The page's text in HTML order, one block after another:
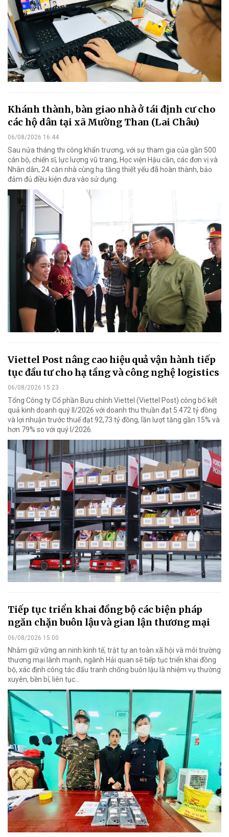
Khánh thành, bàn giao nhà ở tái định cư cho
các hộ dân tại xã Mường Than (Lai Châu)
06/08/2026 16:44
Sau nửa tháng thi công khẩn trương, với sự tham gia của gần 500
cán bộ, chiến sĩ, lực lượng vũ trang, Học viện Hậu cần, các đơn vị và
Nhân dân, 24 căn nhà cùng hạ tầng thiết yếu đã hoàn thành, bảo
đảm đủ điều kiện đưa vào sử dụng.
Viettel Post nâng cao hiệu quả vận hành tiếp
tục đầu tư cho hạ tầng và công nghệ logistics
06/08/2026 15:23
Tổng Công ty Cổ phần Bưu chính Viettel (Viettel Post) công bố kết
quả kinh doanh quý II/2026 với doanh thu thuần đạt 5.472 tỷ đồng
và lợi nhuận trước thuế đạt 92,73 tỷ đồng, lần lượt tăng gần 15% và
hơn 79% so với quý I/2026.
Tiếp tục triển khai đồng bộ các biện pháp
ngăn chặn buôn lậu và gian lận thương mại
06/08/2026 15:00
Nhằm giữ vững an ninh kinh tế, trật tự an toàn xã hội và môi trường
thương mại lành mạnh, ngành Hải quan sẽ tiếp tục triển khai đồng
bộ, xác định công tác đấu tranh chống buôn lậu là nhiệm vụ thường
xuyên, bền bỉ, liên tục…